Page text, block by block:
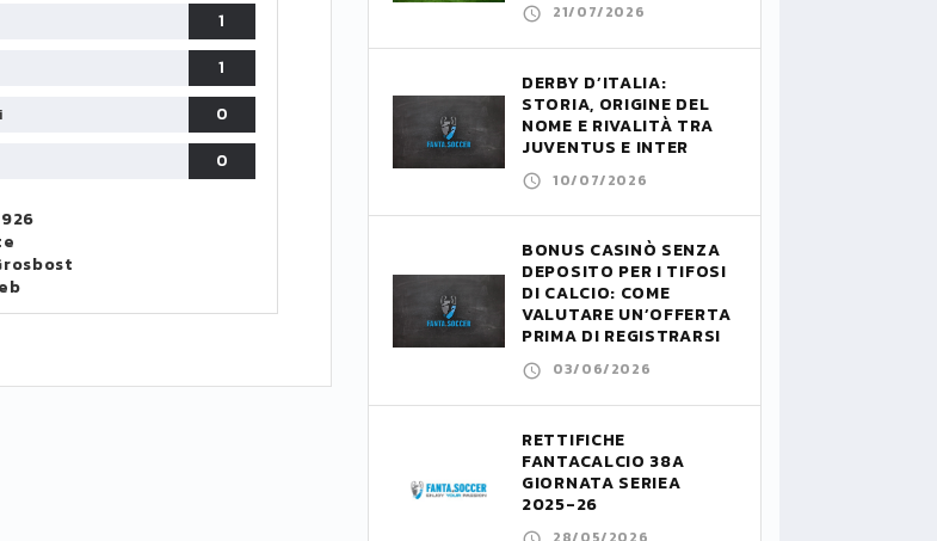
1
1
0
0
21/07/2026
DERBY D’ITALIA:
STORIA, ORIGINE DEL
NOME E RIVALITÀ TRA
JUVENTUS E INTER
10/07/2026
BONUS CASINÒ SENZA
DEPOSITO PER I TIFOSI
DI CALCIO: COME
VALUTARE UN’OFFERTA
PRIMA DI REGISTRARSI
03/06/2026
RETTIFICHE
FANTACALCIO 38A
GIORNATA SERIEA
2025-26